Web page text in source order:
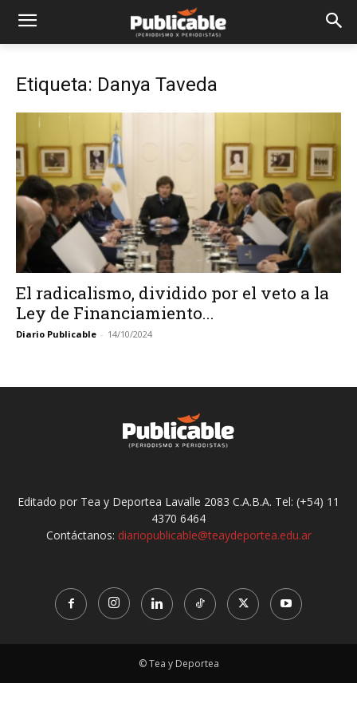
Etiqueta: Danya Taveda
El radicalismo, dividido por el veto a la
Ley de Financiamiento...
Diario Publicable - 14/10/2024
Editado por Tea y Deportea Lavalle 2083 C.A.B.A. Tel: (+54) 11
4370 6464
Contáctanos: diariopublicable@teaydeportea.edu.ar
© Tea y Deportea